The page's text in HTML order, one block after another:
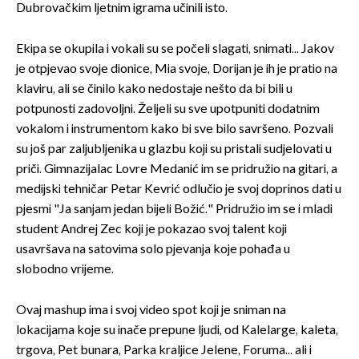
Dubrovačkim ljetnim igrama učinili isto.
Ekipa se okupila i vokali su se počeli slagati, snimati... Jakov
je otpjevao svoje dionice, Mia svoje, Dorijan je ih je pratio na
klaviru, ali se činilo kako nedostaje nešto da bi bili u
potpunosti zadovoljni. Željeli su sve upotpuniti dodatnim
vokalom i instrumentom kako bi sve bilo savršeno. Pozvali
su još par zaljubljenika u glazbu koji su pristali sudjelovati u
priči. Gimnazijalac Lovre Medanić im se pridružio na gitari, a
medijski tehničar Petar Kevrić odlučio je svoj doprinos dati u
pjesmi "Ja sanjam jedan bijeli Božić." Pridružio im se i mladi
student Andrej Zec koji je pokazao svoj talent koji
usavršava na satovima solo pjevanja koje pohađa u
slobodno vrijeme.
Ovaj mashup ima i svoj video spot koji je sniman na
lokacijama koje su inače prepune ljudi, od Kalelarge, kaleta,
trgova, Pet bunara, Parka kraljice Jelene, Foruma... ali i